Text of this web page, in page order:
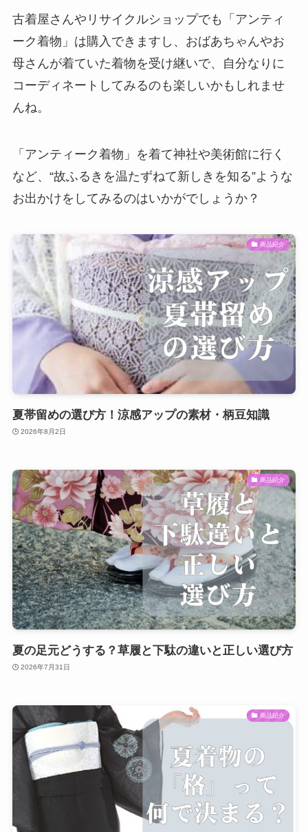
古着屋さんやリサイクルショップでも「アンティ
ーク着物」は購入できますし、おばあちゃんやお
母さんが着ていた着物を受け継いで、自分なりに
コーディネートしてみるのも楽しいかもしれませ
んね。
「アンティーク着物」を着て神社や美術館に行く
など、“故ふるきを温たずねて新しきを知る”ような
お出かけをしてみるのはいかがでしょうか？
商品紹介
夏帯留めの選び方！涼感アップの素材・柄豆知識
2026年8月2日
商品紹介
夏の足元どうする？草履と下駄の違いと正しい選び方
2026年7月31日
商品紹介